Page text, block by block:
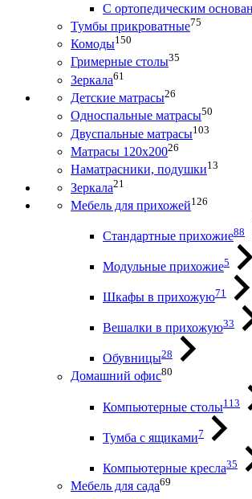
С ортопедическим
Тумбы прикроватные75
Комоды150
Гримерные столы35
Зеркала61
Детские матрасы26
Односпальные матрасы50
Двуспальные матрасы103
Матрасы 120х20026
Наматрасники, подушки13
Зеркала21
Мебель для прихожей126
Стандартные прихожие88
Модульные прихожие5
Шкафы в прихожую71
Вешалки в прихожую33
Обувницы28
Домашний офис80
Компьютерные столы113
Тумба с ящиками7
Компьютерные кресла35
Мебель для сада69